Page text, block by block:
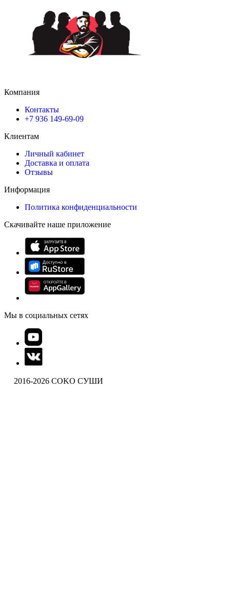
Компания
Контакты
+7 936 149-69-09
Клиентам
Личный кабинет
Доставка и оплата
Отзывы
Информация
Политика конфиденциальности
Скачивайте наше приложение
Мы в социальных сетях
2016-2026 COKO СУШИ